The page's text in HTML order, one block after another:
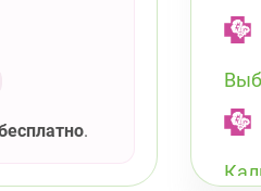
.